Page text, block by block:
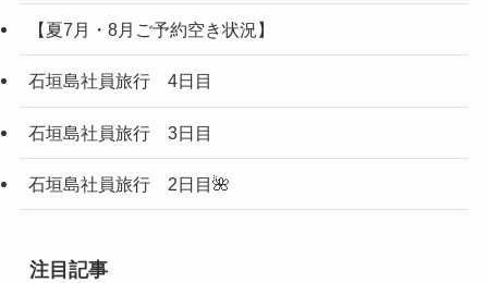
【夏7月・8月ご予約空き状況】
石垣島社員旅行 4日目
石垣島社員旅行 3日目
石垣島社員旅行 2日目🌺
注目記事